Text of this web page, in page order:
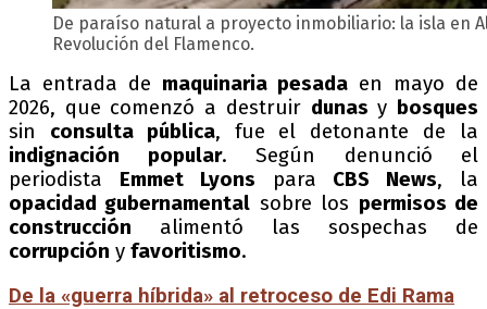
De paraíso natural a proyecto inmobiliario: la isla en
Revolución del Flamenco.
La entrada de maquinaria pesada en mayo de
2026, que comenzó a destruir dunas y bosques
sin consulta pública, fue el detonante de la
indignación popular. Según denunció el
periodista Emmet Lyons para CBS News, la
opacidad gubernamental sobre los permisos de
construcción alimentó las sospechas de
corrupción y favoritismo.
De la «guerra híbrida» al retroceso de Edi Rama